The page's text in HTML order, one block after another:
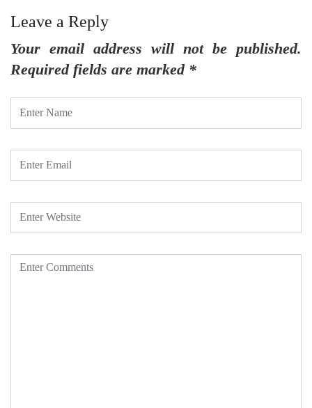
Leave a Reply
Your email address will not be published.
Required fields are marked *